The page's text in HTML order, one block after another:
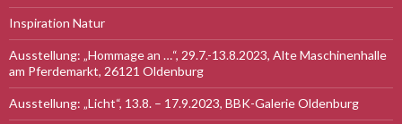
Inspiration Natur
Ausstellung: „Hommage an …“, 29.7.-13.8.2023, Alte Maschinenhalle
am Pferdemarkt, 26121 Oldenburg
Ausstellung: „Licht“, 13.8. – 17.9.2023, BBK-Galerie Oldenburg